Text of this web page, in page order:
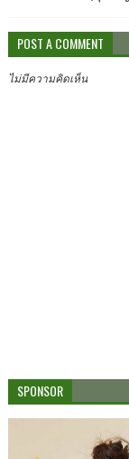
POST A COMMENT
ไม่มีความคิดเห็น
SPONSOR